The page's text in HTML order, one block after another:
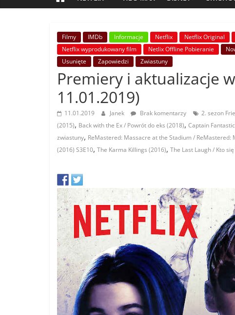
Filmy IMDb Informacje Netflix Netflix Original
Netflix wyprodukowany film
Netlix Offline Pobieranie
Usunięte
Zapowiedzi Zwiastuny
Premiery i aktualizacje
11.01.2019)
11.01.2019 Janek Brak komentarzy 2. sezon
(2015), Back with the Ex / Powrót do eks (2018), Captain
zwiastuny, ReMastered: Massacre at the Stadium / ReMastered:
(2016) S3E10, The Karma Killings (2016), The Last Laugh / Kto